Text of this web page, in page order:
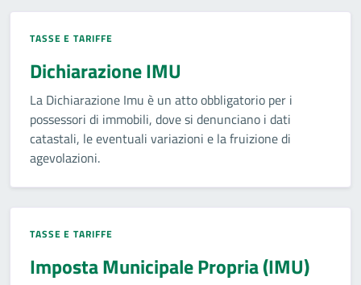
TASSE E TARIFFE
Dichiarazione IMU
La Dichiarazione Imu è un atto obbligatorio per i
possessori di immobili, dove si denunciano i dati
catastali, le eventuali variazioni e la fruizione di
agevolazioni.
TASSE E TARIFFE
Imposta Municipale Propria (IMU)